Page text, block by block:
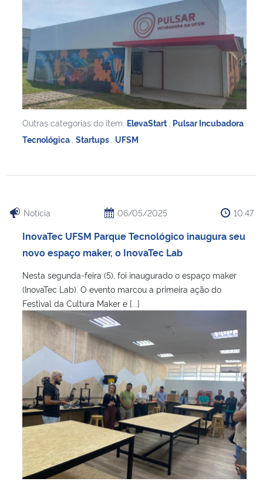
Outras categorias do item: ElevaStart Pulsar Incubadora
Tecnológica Startups UFSM
Notícia 06/05/2025 10:47
InovaTec UFSM Parque Tecnológico inaugura seu
novo espaço maker, o InovaTec Lab
Nesta segunda-feira (5), foi inaugurado o espaço maker
(InovaTec Lab). O evento marcou a primeira ação do
Festival da Cultura Maker e [...]